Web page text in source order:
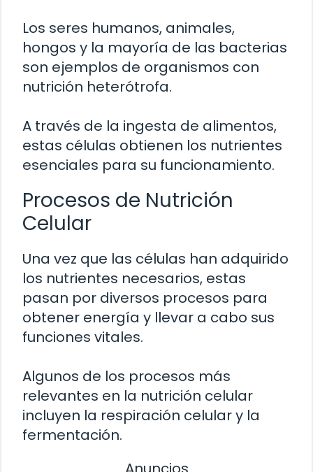
Los seres humanos, animales,
hongos y la mayoría de las bacterias
son ejemplos de organismos con
nutrición heterótrofa.
A través de la ingesta de alimentos,
estas células obtienen los nutrientes
esenciales para su funcionamiento.
Procesos de Nutrición
Celular
Una vez que las células han adquirido
los nutrientes necesarios, estas
pasan por diversos procesos para
obtener energía y llevar a cabo sus
funciones vitales.
Algunos de los procesos más
relevantes en la nutrición celular
incluyen la respiración celular y la
fermentación.